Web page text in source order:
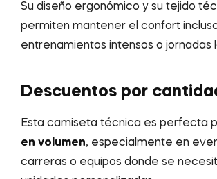
Su diseño ergonómico y su tejido
permiten mantener el confort
entrenamientos intensos o jornadas
Descuentos por
Esta camiseta técnica es perfecta
en volumen, especialmente en
carreras o equipos donde se